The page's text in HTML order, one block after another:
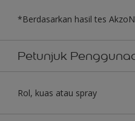
*Berdasarkan hasil tes
Petunjuk
Rol, kuas atau spray